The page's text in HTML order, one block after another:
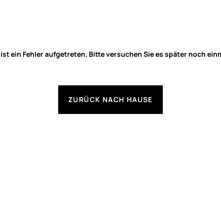
ist ein Fehler aufgetreten. Bitte versuchen Sie es später noch
ZURÜCK NACH HAUSE